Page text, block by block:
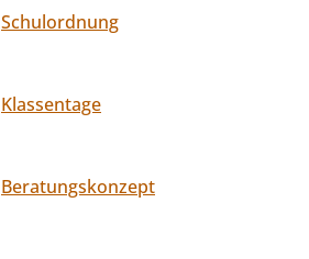
Schulordnung
Klassentage
Beratungskonzept